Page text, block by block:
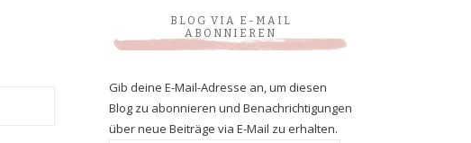
BLOG VIA E-MAIL
ABONNIEREN
Gib deine E-Mail-Adresse an, um diesen
Blog zu abonnieren und Benachrichtigungen
über neue Beiträge via E-Mail zu erhalten.